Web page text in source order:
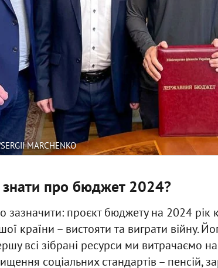
MARCHENKO
про бюджет 2024?
проєкт бюджету на 2024 рік
країни – вистояти та виграти війну.
всі зібрані ресурси ми витрачаємо
соціальних стандартів – пенсій,